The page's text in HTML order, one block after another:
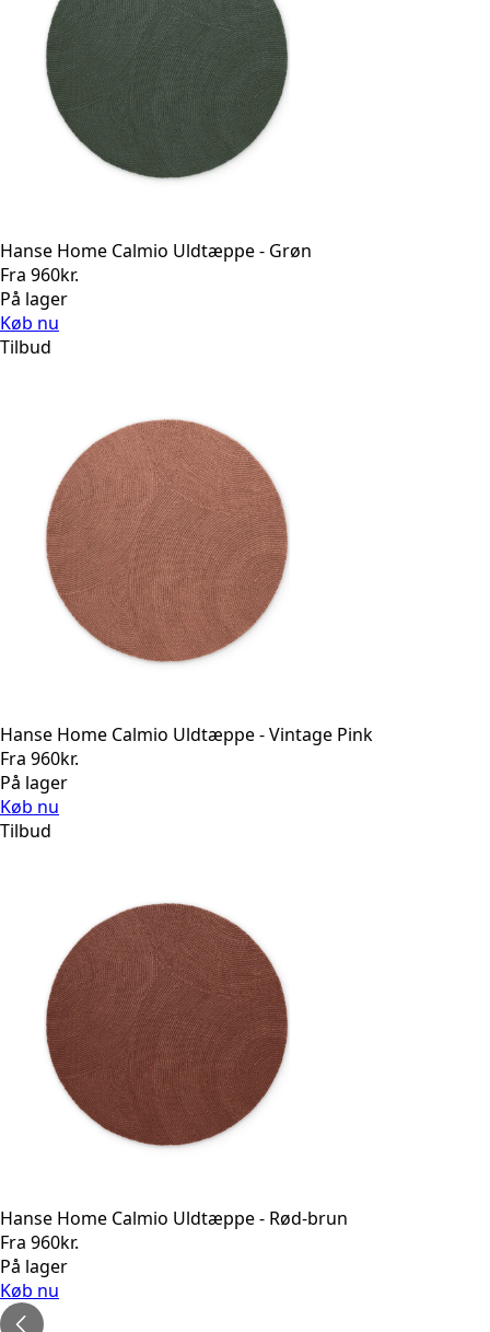
Hanse Home Calmio Uldtæppe - Grøn
Fra 960kr.
På lager
Køb nu
Tilbud
Hanse Home Calmio Uldtæppe - Vintage Pink
Fra 960kr.
På lager
Køb nu
Tilbud
Hanse Home Calmio Uldtæppe - Rød-brun
Fra 960kr.
På lager
Køb nu